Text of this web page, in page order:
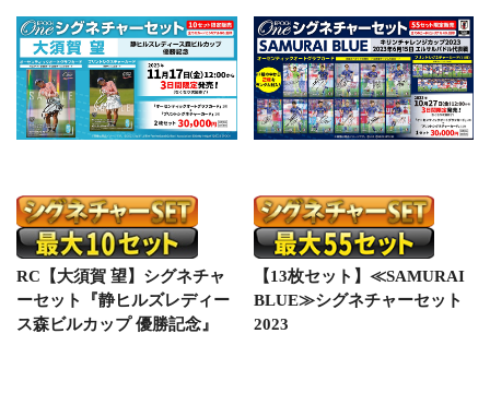
RC【大須賀 望】シグネチャ
ーセット『静ヒルズレディー
ス森ビルカップ 優勝記念』
【13枚セット】≪SAMURAI
BLUE≫シグネチャーセット
2023